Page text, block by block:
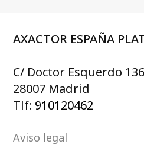
AXACTOR ESPAÑA
C/ Doctor Esquerdo
28007 Madrid
Tlf: 910120462
Aviso legal